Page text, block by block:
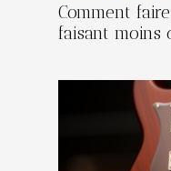
Comment
faisant moins